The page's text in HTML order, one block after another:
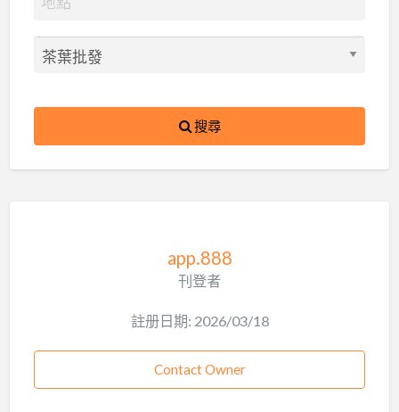
搜尋
app.888
刊登者
註册日期: 2026/03/18
Contact Owner